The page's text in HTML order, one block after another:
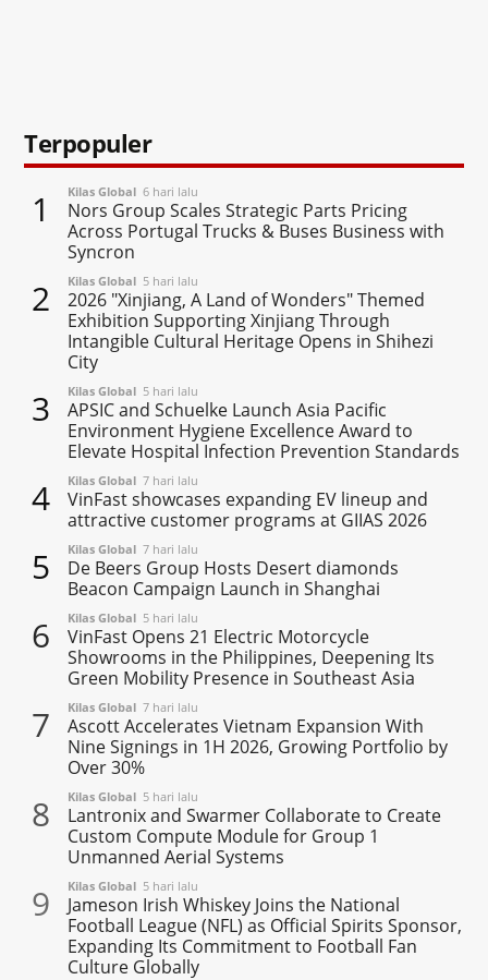
Terpopuler
1 Kilas Global 6 hari lalu
Nors Group Scales Strategic Parts Pricing
Across Portugal Trucks & Buses Business with
Syncron
2 Kilas Global 5 hari lalu
2026 "Xinjiang, A Land of Wonders" Themed
Exhibition Supporting Xinjiang Through
Intangible Cultural Heritage Opens in Shihezi
City
3 Kilas Global 5 hari lalu
APSIC and Schuelke Launch Asia Pacific
Environment Hygiene Excellence Award to
Elevate Hospital Infection Prevention Standards
4 Kilas Global 7 hari lalu
VinFast showcases expanding EV lineup and
attractive customer programs at GIIAS 2026
5 Kilas Global 7 hari lalu
De Beers Group Hosts Desert diamonds
Beacon Campaign Launch in Shanghai
6 Kilas Global 5 hari lalu
VinFast Opens 21 Electric Motorcycle
Showrooms in the Philippines, Deepening Its
Green Mobility Presence in Southeast Asia
7 Kilas Global 7 hari lalu
Ascott Accelerates Vietnam Expansion With
Nine Signings in 1H 2026, Growing Portfolio by
Over 30%
8 Kilas Global 5 hari lalu
Lantronix and Swarmer Collaborate to Create
Custom Compute Module for Group 1
Unmanned Aerial Systems
9 Kilas Global 5 hari lalu
Jameson Irish Whiskey Joins the National
Football League (NFL) as Official Spirits Sponsor,
Expanding Its Commitment to Football Fan
Culture Globally